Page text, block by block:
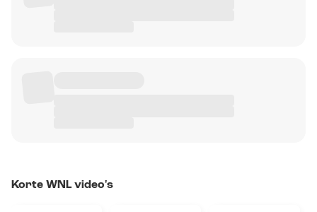
Korte WNL video's